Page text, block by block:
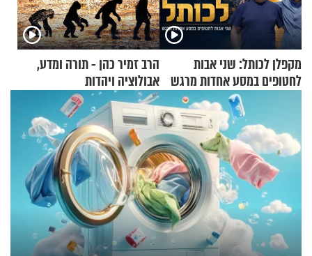
מקפלן לכותל: שני אבות
לחטופים במסע אחדות מרגש
הרב זמיר כהן - תורה ומדע,
אבולוציה ויהדות